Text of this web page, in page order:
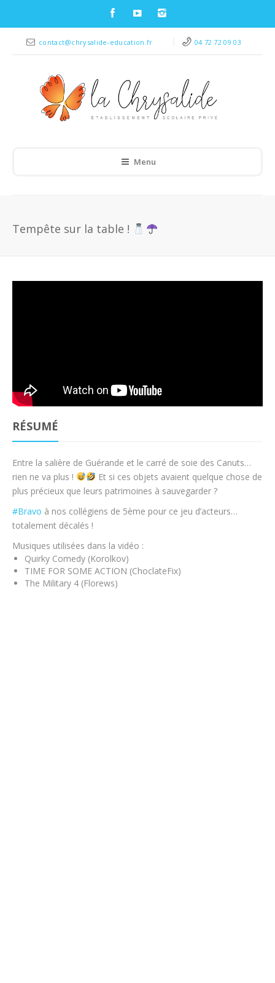
contact@chrysalide-education.fr 04 72 72 09 03
Menu
Tempête sur la table !
RÉSUMÉ
Entre la salière de Guérande et le carré de soie des Canuts…
rien ne va plus !
Et si ces objets avaient quelque chose de
plus précieux que leurs patrimoines à sauvegarder ?
#Bravo à nos collégiens de 5ème pour ce jeu d’acteurs…
totalement décalés !
Musiques utilisées dans la vidéo :
Quirky Comedy (Korolkov)
TIME FOR SOME ACTION (ChoclateFix)
The Military 4 (Florews)